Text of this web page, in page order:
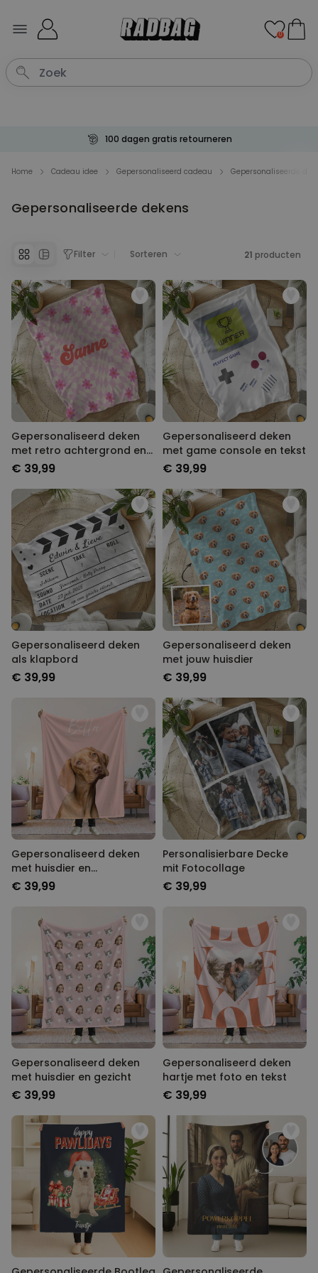
0
100 dagen gratis retourneren
Home Cadeau idee Gepersonaliseerd cadeau Gepersonaliseerde
Gepersonaliseerde dekens
Filter Sorteren 21 producten
Gepersonaliseerd deken
met retro achtergrond en
naam
€ 39,99
Gepersonaliseerd deken
met game console en tekst
€ 39,99
Gepersonaliseerd deken
als klapbord
€ 39,99
Gepersonaliseerd deken
met jouw huisdier
€ 39,99
Gepersonaliseerd deken
met huisdier en
achtergrond
€ 39,99
Personalisierbare Decke
mit Fotocollage
€ 39,99
Gepersonaliseerd deken
met huisdier en gezicht
€ 39,99
Gepersonaliseerd deken
hartje met foto en tekst
€ 39,99